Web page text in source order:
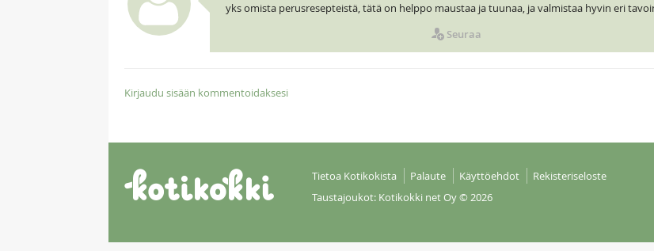
yks omista perusresepteistä, tätä on helppo maustaa ja tuunaa, ja valmistaa hyvin eri
Seuraa
Kirjaudu sisään kommentoidaksesi
Tietoa Kotikokista Palaute Käyttöehdot
Rekisteriseloste
Taustajoukot: Kotikokki net Oy© 2026